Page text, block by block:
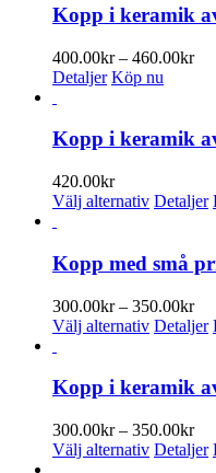
flera
varianter.
De
olika
väljas
på
Kopp i keramik
400.00kr – 460.00kr
Detaljer Köp nu
Kopp i keramik
420.00kr
Välj alternativ Den
har
flera
varianter.
De
olika
väljas
Detaljer
Kopp med små
300.00kr – 350.00kr
Välj alternativ Den
har
varianter.
De
olika
Detaljer
Kopp i keramik
300.00kr – 350.00kr
Välj alternativ Den
Detaljer